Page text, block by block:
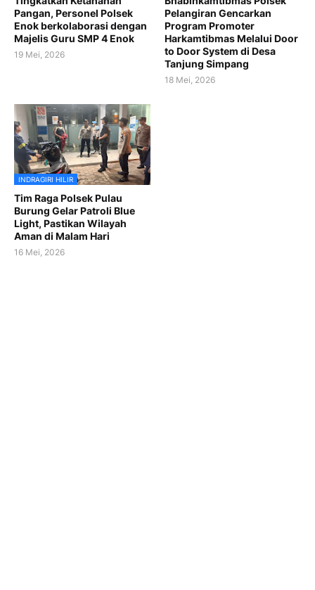
Pangan, Personel Polsek
Enok berkolaborasi dengan
Majelis Guru SMP 4 Enok
19 Mei, 2026
Pelangiran Gencarkan
Program Promoter
Harkamtibmas Melalui Door
to Door System di Desa
Tanjung Simpang
18 Mei, 2026
INDRAGIRI HILIR
Tim Raga Polsek Pulau
Burung Gelar Patroli Blue
Light, Pastikan Wilayah
Aman di Malam Hari
16 Mei, 2026